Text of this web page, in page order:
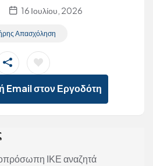
16 Ιουλίου, 2026
Απασχόληση
Email στον Εργοδότη
ΙΚΕ αναζητά